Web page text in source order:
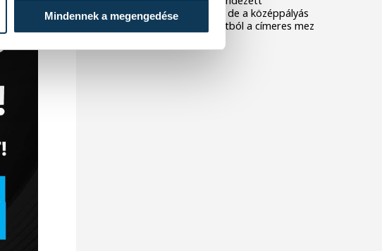
Mindennek a megengedésebarátságos mérkőzésen, de a középpályás
szerint hiányzott a csapatból a címeres mez